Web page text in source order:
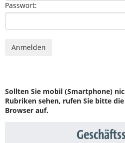
Passwort:
Sollten Sie mobil (Smartphone)
Rubriken sehen, rufen Sie bitte
Browser auf.